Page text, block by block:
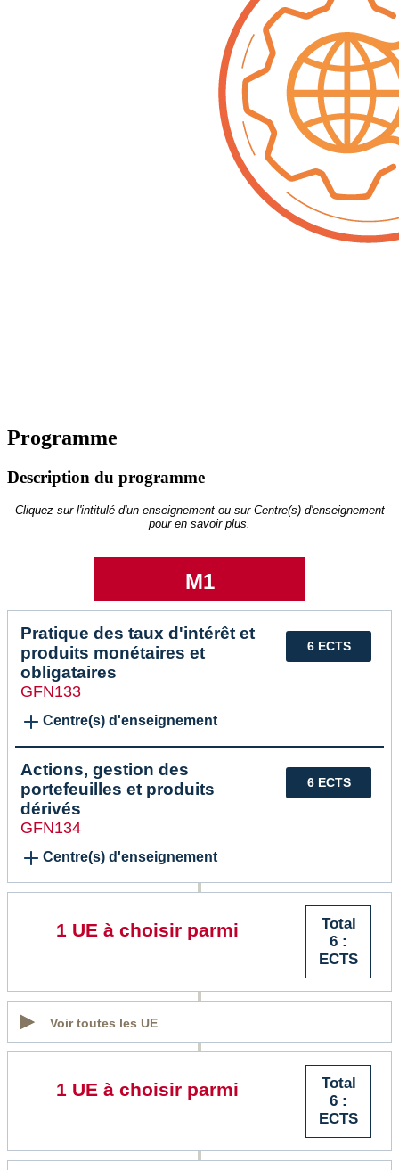
Programme
Description du programme
Cliquez sur l'intitulé d'un enseignement ou sur Centre(s) d'enseignement
pour en savoir plus.
M1
6 ECTS
Pratique des taux d'intérêt et
produits monétaires et
obligataires
GFN133
Centre(s) d'enseignement
6 ECTS
Actions, gestion des
portefeuilles et produits
dérivés
GFN134
Centre(s) d'enseignement
Total
6 :
ECTS
1 UE à choisir parmi
Voir toutes les UE
Total
6 :
ECTS
1 UE à choisir parmi